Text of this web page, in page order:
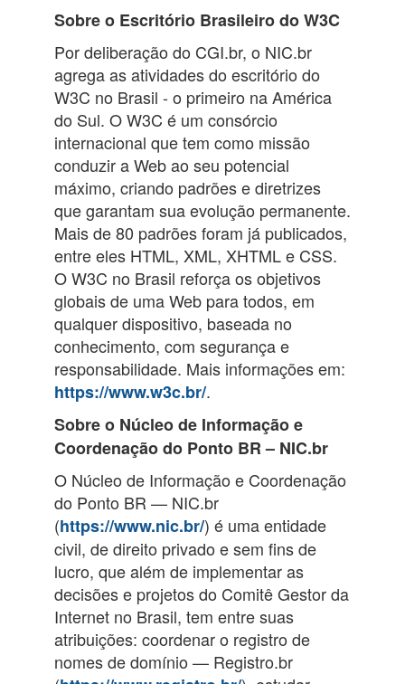
Sobre o Escritório Brasileiro do W3C
Por deliberação do CGI.br, o NIC.br
agrega as atividades do escritório do
W3C no Brasil - o primeiro na América
do Sul. O W3C é um consórcio
internacional que tem como missão
conduzir a Web ao seu potencial
máximo, criando padrões e diretrizes
que garantam sua evolução permanente.
Mais de 80 padrões foram já publicados,
entre eles HTML, XML, XHTML e CSS.
O W3C no Brasil reforça os objetivos
globais de uma Web para todos, em
qualquer dispositivo, baseada no
conhecimento, com segurança e
responsabilidade. Mais informações em:
https://www.w3c.br/.
Sobre o Núcleo de Informação e
Coordenação do Ponto BR – NIC.br
O Núcleo de Informação e Coordenação
do Ponto BR — NIC.br
(https://www.nic.br/) é uma entidade
civil, de direito privado e sem fins de
lucro, que além de implementar as
decisões e projetos do Comitê Gestor da
Internet no Brasil, tem entre suas
atribuições: coordenar o registro de
nomes de domínio — Registro.br